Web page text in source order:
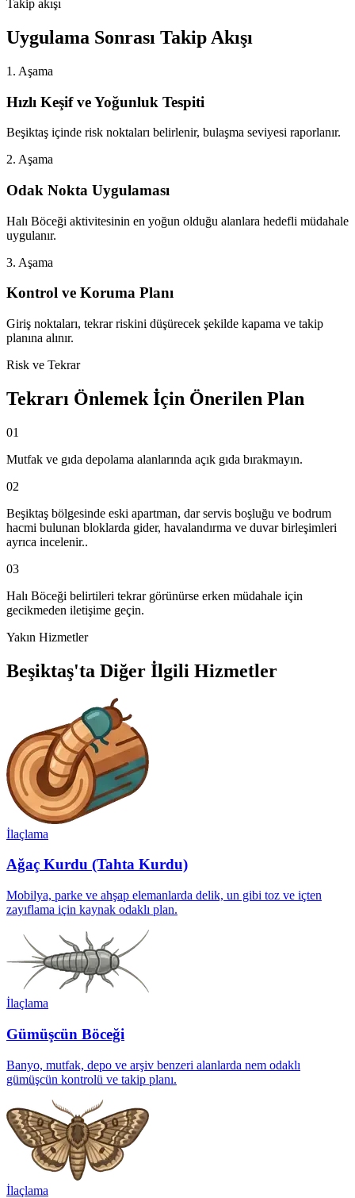
Takip akışı
Uygulama Sonrası Takip Akışı
1. Aşama
Hızlı Keşif ve Yoğunluk Tespiti
Beşiktaş içinde risk noktaları belirlenir, bulaşma seviyesi raporlanır.
2. Aşama
Odak Nokta Uygulaması
Halı Böceği aktivitesinin en yoğun olduğu alanlara hedefli müdahale
uygulanır.
3. Aşama
Kontrol ve Koruma Planı
Giriş noktaları, tekrar riskini düşürecek şekilde kapama ve takip
planına alınır.
Risk ve Tekrar
Tekrarı Önlemek İçin Önerilen Plan
01
Mutfak ve gıda depolama alanlarında açık gıda bırakmayın.
02
Beşiktaş bölgesinde eski apartman, dar servis boşluğu ve bodrum
hacmi bulunan bloklarda gider, havalandırma ve duvar birleşimleri
ayrıca incelenir..
03
Halı Böceği belirtileri tekrar görünürse erken müdahale için
gecikmeden iletişime geçin.
Yakın Hizmetler
Beşiktaş'ta Diğer İlgili Hizmetler
İlaçlama
Ağaç Kurdu (Tahta Kurdu)
Mobilya, parke ve ahşap elemanlarda delik, un gibi toz ve içten
zayıflama için kaynak odaklı plan.
İlaçlama
Gümüşcün Böceği
Banyo, mutfak, depo ve arşiv benzeri alanlarda nem odaklı
gümüşcün kontrolü ve takip planı.
İlaçlama